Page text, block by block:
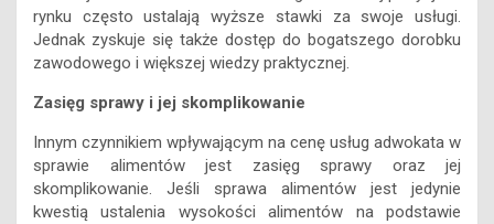
rynku często ustalają wyższe stawki za swoje usługi.
Jednak zyskuje się także dostęp do bogatszego dorobku
zawodowego i większej wiedzy praktycznej.
Zasięg sprawy i jej skomplikowanie
Innym czynnikiem wpływającym na cenę usług adwokata w
sprawie alimentów jest zasięg sprawy oraz jej
skomplikowanie. Jeśli sprawa alimentów jest jedynie
kwestią ustalenia wysokości alimentów na podstawie